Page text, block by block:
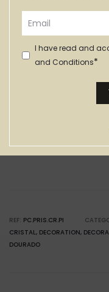
122,90€
REF: PC.PRIS.CR.PI
CRISTAL DECORATION
DOURADO
I have read and
and Conditions*